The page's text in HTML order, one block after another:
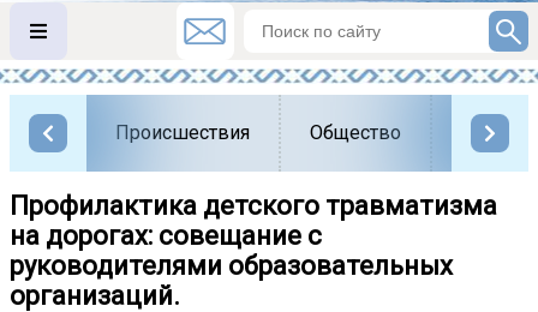
Происшествия Общество Власть
Профилактика детского травматизма
на дорогах: совещание с
руководителями образовательных
организаций.